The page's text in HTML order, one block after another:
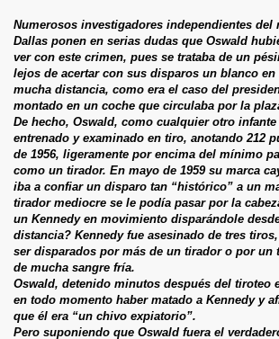
Numerosos investigadores independientes del
Dallas ponen en serias dudas que Oswald
ver con este crimen, pues se trataba de un
lejos de acertar con sus disparos un blanco
mucha distancia, como era el caso del
montado en un coche que circulaba por la
De hecho, Oswald, como cualquier otro
entrenado y examinado en tiro, anotando 212
de 1956, ligeramente por encima del mínimo
como un tirador. En mayo de 1959 su marca
iba a confiar un disparo tan “histórico” a un
tirador mediocre se le podía pasar por la
un Kennedy en movimiento disparándole
distancia? Kennedy fue asesinado de tres
ser disparados por más de un tirador o por un
de mucha sangre fría.
Oswald, detenido minutos después del tiroteo
en todo momento haber matado a Kennedy y
que él era “un chivo expiatorio”.
Pero suponiendo que Oswald fuera el